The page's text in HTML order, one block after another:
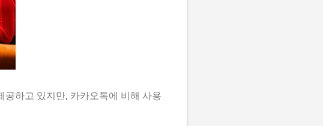
하고 있지만, 카카오톡에 비해 사용